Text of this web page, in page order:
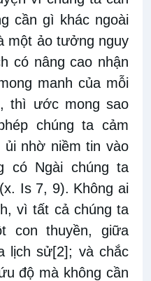
cần gì khác ngoài
một ảo tưởng nguy
có nâng cao nhận
manh của mỗi
thì ước mong sao
chúng ta cảm
nhờ niềm tin vào
có Ngài chúng ta
Is 7, 9). Không ai
vì tất cả chúng ta
con thuyền, giữa
lịch sử[2]; và chắc
độ mà không cần